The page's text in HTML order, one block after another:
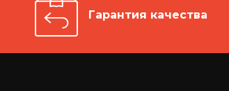
Гарантия качества